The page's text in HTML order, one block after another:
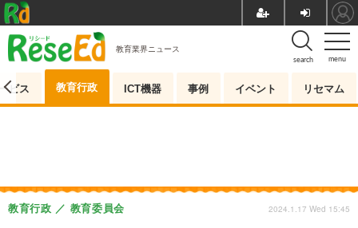
menu
search
教育業界ニュース
ビス 教育行政 ICT機器 事例 イベント リセマム
教育行政 教育委員会 2024.1.17 Wed 15:45